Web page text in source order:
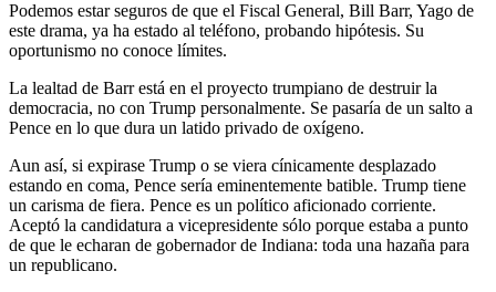
Podemos estar seguros de que el Fiscal General, Bill Barr, Yago de
este drama, ya ha estado al teléfono, probando hipótesis. Su
oportunismo no conoce límites.
La lealtad de Barr está en el proyecto trumpiano de destruir la
democracia, no con Trump personalmente. Se pasaría de un salto a
Pence en lo que dura un latido privado de oxígeno.
Aun así, si expirase Trump o se viera cínicamente desplazado
estando en coma, Pence sería eminentemente batible. Trump tiene
un carisma de fiera. Pence es un político aficionado corriente.
Aceptó la candidatura a vicepresidente sólo porque estaba a punto
de que le echaran de gobernador de Indiana: toda una hazaña para
un republicano.